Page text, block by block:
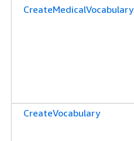
CreateMedicalVocabulary
CreateVocabulary